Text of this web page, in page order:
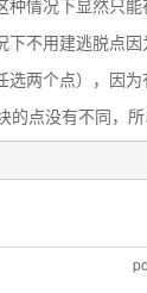
情况下显然只
不用建逃脱点因
两个点），因为
点没有不同，所